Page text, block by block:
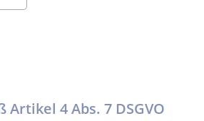
4 Abs. 7 DSGVO